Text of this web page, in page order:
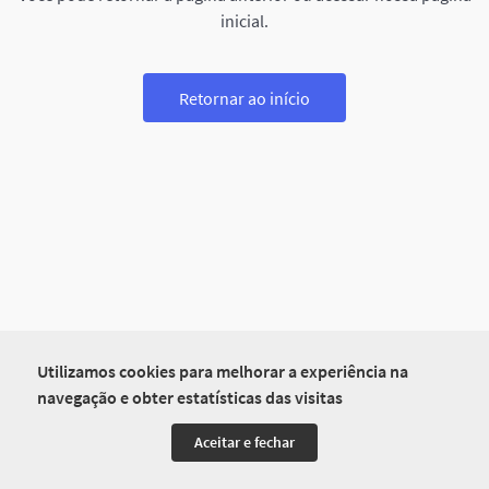
Utilizamos cookies para melhorar a experiência na
navegação e obter estatísticas das visitas
Aceitar e fechar
inicial.
Retornar ao início